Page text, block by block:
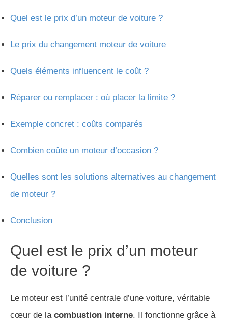
Quel est le prix d’un moteur de voiture ?
Le prix du changement moteur de voiture
Quels éléments influencent le coût ?
Réparer ou remplacer : où placer la limite ?
Exemple concret : coûts comparés
Combien coûte un moteur d’occasion ?
Quelles sont les solutions alternatives au changement
de moteur ?
Conclusion
Quel est le prix d’un moteur
de voiture ?
Le moteur est l’unité centrale d’une voiture, véritable
cœur de la combustion interne. Il fonctionne grâce à